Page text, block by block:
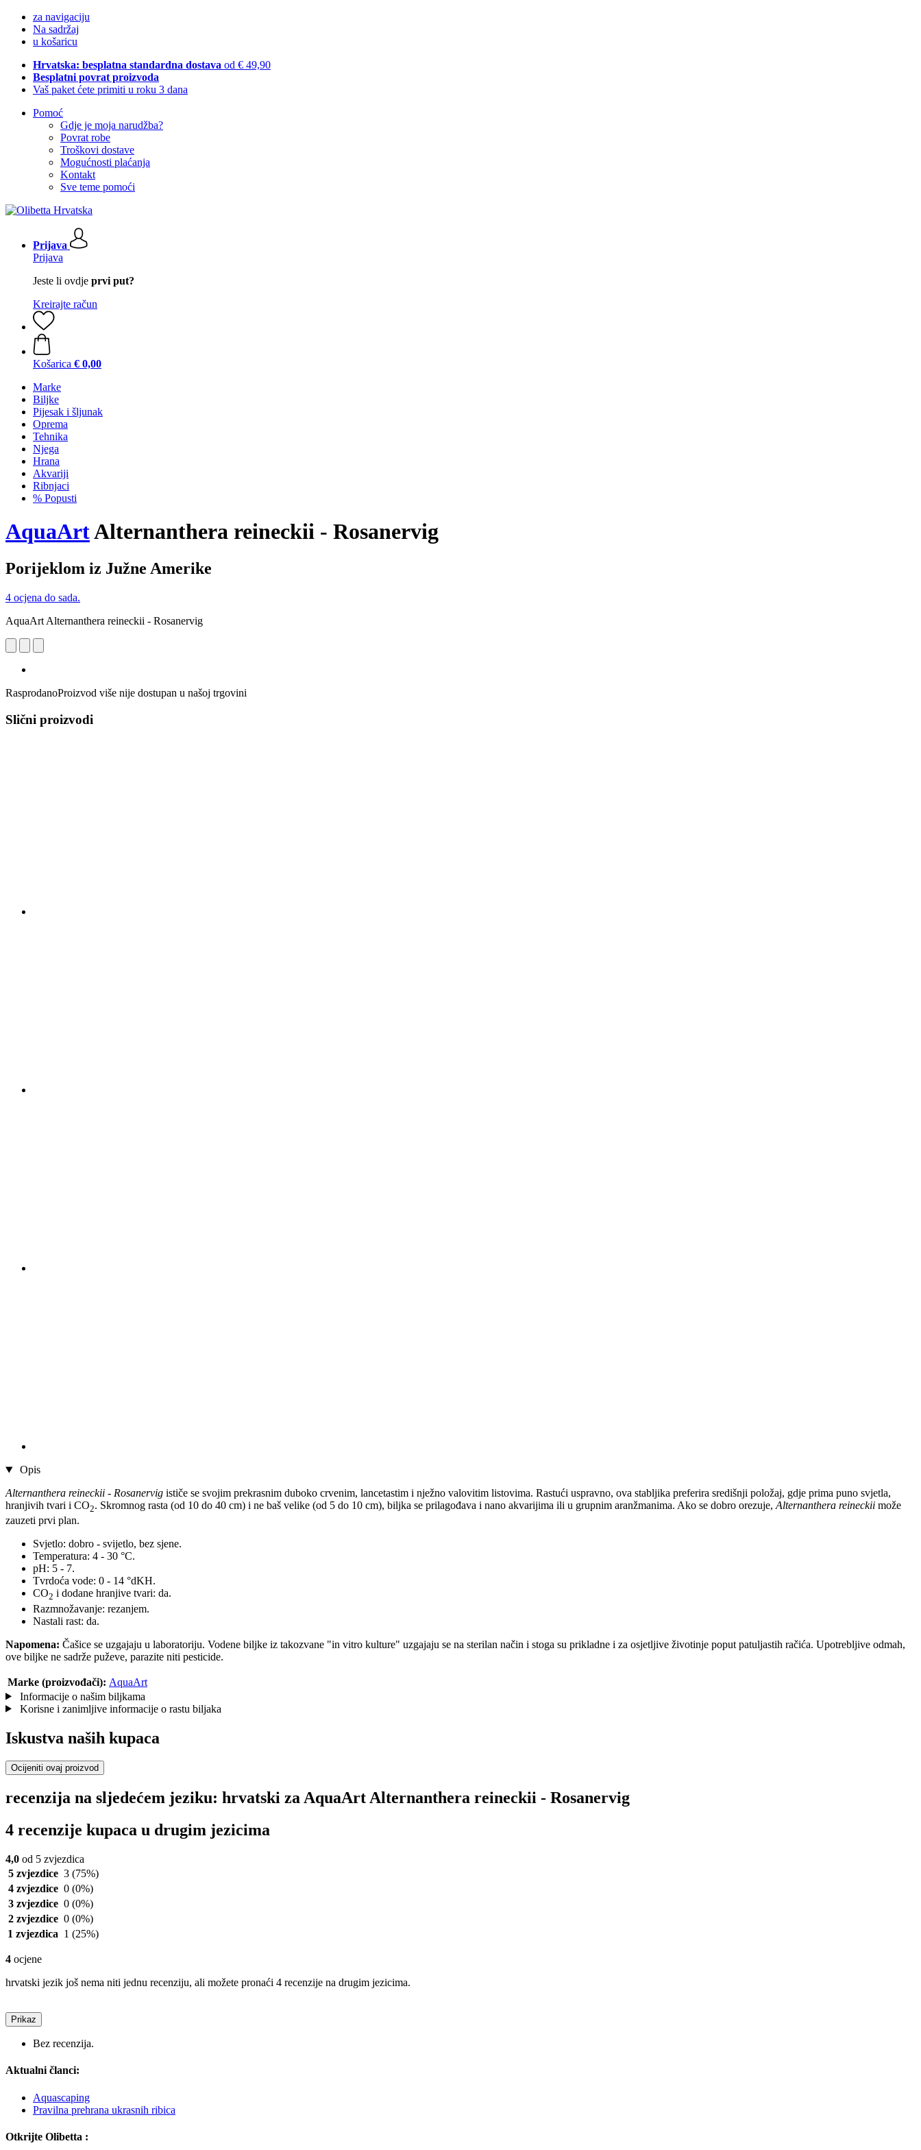
za navigaciju
Na sadržaj
u košaricu
Hrvatska: besplatna standardna dostava od € 49,90
Besplatni povrat proizvoda
Vaš paket ćete primiti u roku 3 dana
Pomoć
Gdje je moja narudžba?
Povrat robe
Troškovi dostave
Mogućnosti plaćanja
Kontakt
Sve teme pomoći
Prijava
Prijava
Jeste li ovdje prvi put?
Kreirajte račun
Košarica € 0,00
Marke
Biljke
Pijesak i šljunak
Oprema
Tehnika
Njega
Hrana
Akvariji
Ribnjaci
% Popusti
AquaArtAlternanthera reineckii - Rosanervig
Porijeklom iz Južne Amerike
4 ocjena do sada.
AquaArt Alternanthera reineckii - Rosanervig
RasprodanoProizvod više nije dostupan u našoj trgovini
Slični proizvodi
Opis
Alternanthera reineckii - Rosanervig ističe se svojim prekrasnim duboko crvenim, lancetastim i nježno valovitim listovima. Rastući uspravno, ova stabljika preferira središnji položaj, gdje prima puno svjetla,
hranjivih tvari i CO2. Skromnog rasta (od 10 do 40 cm) i ne baš velike (od 5 do 10 cm), biljka se prilagođava i nano akvarijima ili u grupnim aranžmanima. Ako se dobro orezuje, Alternanthera reineckii može
zauzeti prvi plan.
Svjetlo: dobro - svijetlo, bez sjene.
Temperatura: 4 - 30 °C.
pH: 5 - 7.
Tvrdoća vode: 0 - 14 °dKH.
CO2 i dodane hranjive tvari: da.
Razmnožavanje: rezanjem.
Nastali rast: da.
Napomena: Čašice se uzgajaju u laboratoriju. Vodene biljke iz takozvane "in vitro kulture" uzgajaju se na sterilan način i stoga su prikladne i za osjetljive životinje poput patuljastih račića. Upotrebljive odmah,
ove biljke ne sadrže puževe, parazite niti pesticide.
Marke (proizvođači): AquaArt
Informacije o našim biljkama
Korisne i zanimljive informacije o rastu biljaka
Iskustva naših kupaca
Ocijeniti ovaj proizvod
recenzija na sljedećem jeziku: hrvatski za AquaArt Alternanthera reineckii - Rosanervig
4 recenzije kupaca u drugim jezicima
4,0 od 5 zvjezdica
5 zvjezdice 3 (75%)
4 zvjezdice 0 (0%)
3 zvjezdice 0 (0%)
2 zvjezdice 0 (0%)
1 zvjezdica 1 (25%)
4 ocjene
hrvatski jezik još nema niti jednu recenziju, ali možete pronaći 4 recenzije na drugim jezicima.
Prikaz
Bez recenzija.
Aktualni članci:
Aquascaping
Pravilna prehrana ukrasnih ribica
Otkrijte Olibetta :